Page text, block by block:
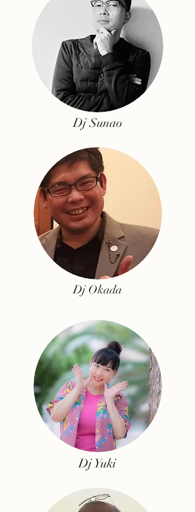
Dj Sunao
Dj Okada
DjYuki